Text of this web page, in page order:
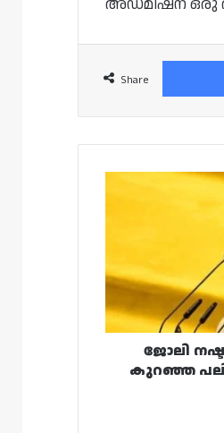
അഡ്മിഷന് ഒരു
Share
വായ്‌പ്പ;
കേരള
ബജറ്റ്
2.0
ജോലി
കുറഞ്ഞ